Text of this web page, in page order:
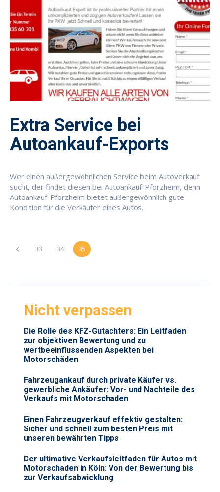
Extra Service bei
Autoankauf-Exports
Wer einen außergewöhnlichen Service beim Autoverkauf
sucht, der findet diesen bei Autoankauf-Pforzheim, denn
Autoankauf-Pforzheim bietet außergewöhnlich gute
Kondition für die Verkäufer eines Autos.
33 34 35
Nicht verpassen
Die Rolle des KFZ-Gutachters: Ein Leitfaden
zur objektiven Bewertung und zu
wertbeeinflussenden Aspekten bei
Motorschäden
Fahrzeugankauf durch private Käufer vs.
gewerbliche Ankäufer: Vor- und Nachteile des
Verkaufs mit Motorschaden
Einen Fahrzeugverkauf effektiv gestalten:
Sicher und schnell zum besten Preis mit
unseren bewährten Tipps
Der ultimative Verkaufsleitfaden für Autos mit
Motorschaden in Köln: Von der Bewertung bis
zur Verkaufsabwicklung